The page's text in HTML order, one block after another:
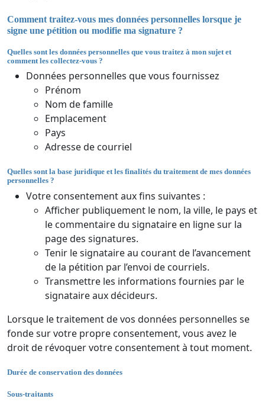
Comment traitez-vous mes données personnelles lorsque je
signe une pétition ou modifie ma signature ?
Quelles sont les données personnelles que vous traitez à mon sujet et
comment les collectez-vous ?
Données personnelles que vous fournissez
Prénom
Nom de famille
Emplacement
Pays
Adresse de courriel
Quelles sont la base juridique et les finalités du traitement de mes données
personnelles ?
Votre consentement aux fins suivantes :
Afficher publiquement le nom, la ville, le pays et
le commentaire du signataire en ligne sur la
page des signatures.
Tenir le signataire au courant de l’avancement
de la pétition par l’envoi de courriels.
Transmettre les informations fournies par le
signataire aux décideurs.
Lorsque le traitement de vos données personnelles se
fonde sur votre propre consentement, vous avez le
droit de révoquer votre consentement à tout moment.
Durée de conservation des données
Sous-traitants